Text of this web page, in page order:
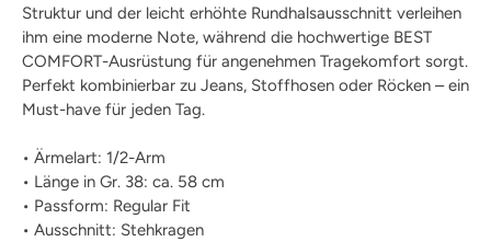
Struktur und der leicht erhöhte Rundhalsausschnitt verleihen
ihm eine moderne Note, während die hochwertige BEST
COMFORT-Ausrüstung für angenehmen Tragekomfort sorgt.
Perfekt kombinierbar zu Jeans, Stoffhosen oder Röcken – ein
Must-have für jeden Tag.
• Ärmelart: 1/2-Arm
• Länge in Gr. 38: ca. 58 cm
• Passform: Regular Fit
• Ausschnitt: Stehkragen